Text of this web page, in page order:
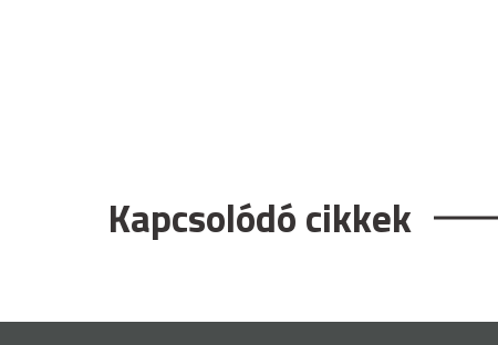
Kapcsolódó cikkek